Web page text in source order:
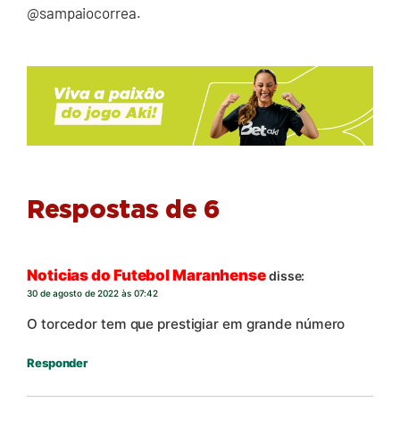
@sampaiocorrea.
Respostas de 6
Noticias do Futebol Maranhensedisse:
30 de agosto de 2022 às 07:42
O torcedor tem que prestigiar em grande número
Responder